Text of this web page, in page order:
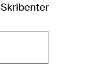
Skribenter